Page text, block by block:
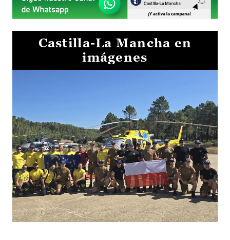
Castilla-La Mancha en
imágenes